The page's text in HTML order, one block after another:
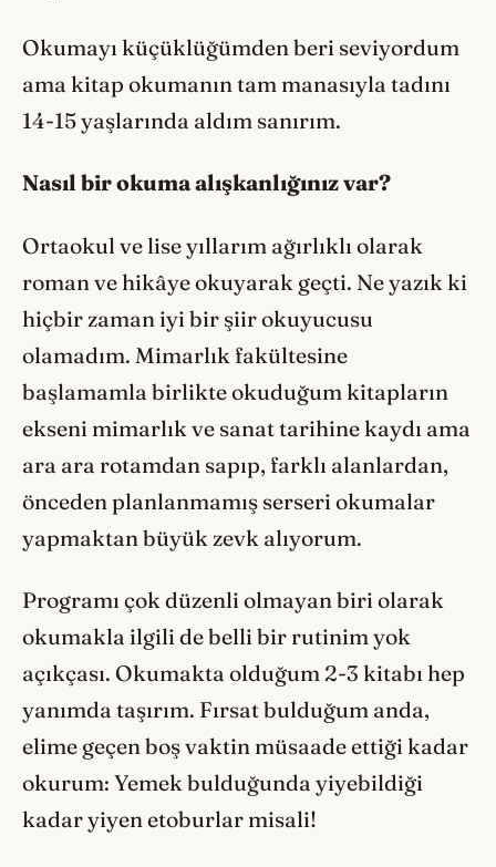
Okumayı küçüklüğümden beri seviyordum
ama kitap okumanın tam manasıyla tadını
14-15 yaşlarında aldım sanırım.
Nasıl bir okuma alışkanlığınız var?
Ortaokul ve lise yıllarım ağırlıklı olarak
roman ve hikâye okuyarak geçti. Ne yazık ki
hiçbir zaman iyi bir şiir okuyucusu
olamadım. Mimarlık fakültesine
başlamamla birlikte okuduğum kitapların
ekseni mimarlık ve sanat tarihine kaydı ama
ara ara rotamdan sapıp, farklı alanlardan,
önceden planlanmamış serseri okumalar
yapmaktan büyük zevk alıyorum.
Programı çok düzenli olmayan biri olarak
okumakla ilgili de belli bir rutinim yok
açıkçası. Okumakta olduğum 2-3 kitabı hep
yanımda taşırım. Fırsat bulduğum anda,
elime geçen boş vaktin müsaade ettiği kadar
okurum: Yemek bulduğunda yiyebildiği
kadar yiyen etoburlar misali!